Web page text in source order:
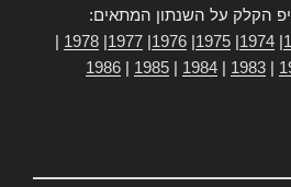
הקלק על השנתון המתאים:
1974
1975
1976
1977
1978
1983
1984
1985
1986